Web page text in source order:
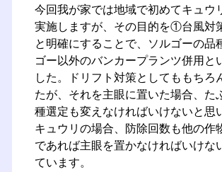
今回我が家では地域で初めてキュウ
実施しますが、その目的を①台風
と明確にすることで、ソルゴーの品
ゴー以外のバンカープランツ併用と
した。ドリフト対策としてももちろ
たが、それを主眼に置いた場合、た
種選定も変えなければいけないと思
キュウリの場合、防除回数も他の作
であれば主眼を置かなければいけな
ています。